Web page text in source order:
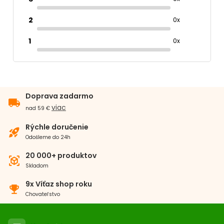
Royal Canin Instinctive Gravy kapsička pre mačky v šťave
6 x 85 g
2 0x
1 0x
local_shipping
Doprava zadarmo
nad 59 € viac
rocket_launch Rýchle doručenie
Odošleme do 24h
view_in_ar 20 000+ produktov
Skladom
emoji_events 9x Víťaz shop roku
Chovateľstvo